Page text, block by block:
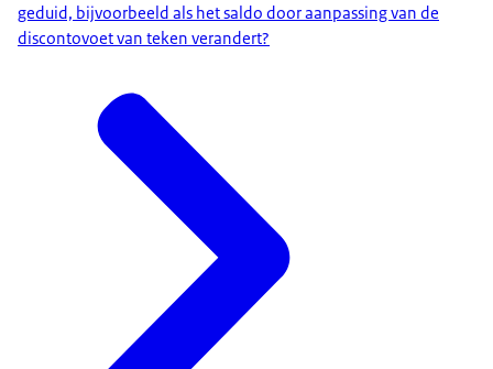
geduid, bijvoorbeeld als het saldo door aanpassing van de
discontovoet van teken verandert?